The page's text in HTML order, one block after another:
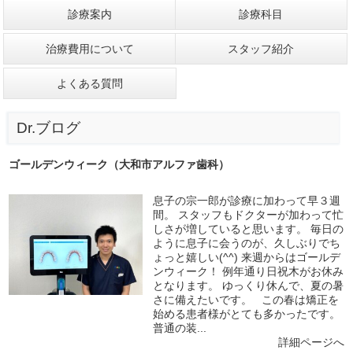
診療案内 診療科目
治療費用について スタッフ紹介
よくある質問
Dr.ブログ
ゴールデンウィーク（大和市アルファ歯科）
息子の宗一郎が診療に加わって早３週
間。 スタッフもドクターが加わって忙
しさが増していると思います。 毎日の
ように息子に会うのが、久しぶりでち
ょっと嬉しい(^^) 来週からはゴールデ
ンウィーク！ 例年通り日祝木がお休み
となります。 ゆっくり休んで、夏の暑
さに備えたいです。 この春は矯正を
始める患者様がとても多かったです。
普通の装...
詳細ページへ